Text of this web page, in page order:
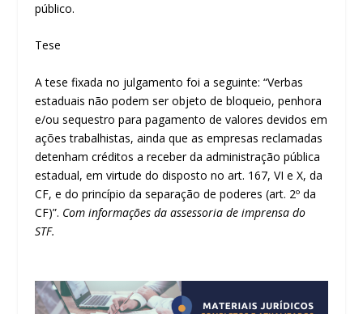
público.
Tese
A tese fixada no julgamento foi a seguinte: “Verbas
estaduais não podem ser objeto de bloqueio, penhora
e/ou sequestro para pagamento de valores devidos em
ações trabalhistas, ainda que as empresas reclamadas
detenham créditos a receber da administração pública
estadual, em virtude do disposto no art. 167, VI e X, da
CF, e do princípio da separação de poderes (art. 2º da
CF)”. Com informações da assessoria de imprensa do
STF.